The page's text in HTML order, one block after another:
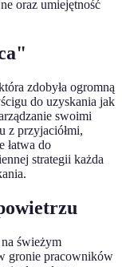
oraz umiejętność
zdobyła ogromną
do uzyskania jak
swoimi
z przyjaciółmi,
łatwa do
strategii każda
świeżym
gronie pracowników